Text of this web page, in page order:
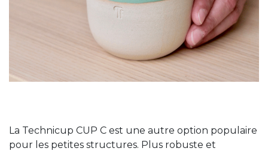
La Technicup CUP C est une autre option populaire
pour les petites structures. Plus robuste et